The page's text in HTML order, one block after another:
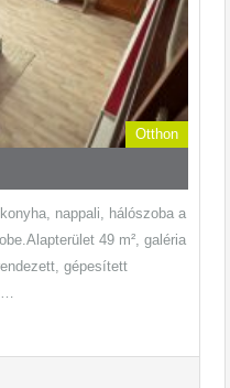
Otthon
nappali, hálószoba a
49 m², galéria
gépesített